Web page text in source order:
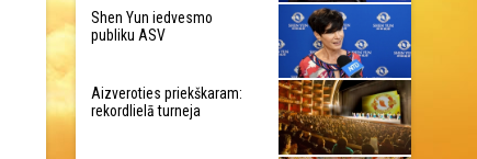
Shen Yun iedvesmo
publiku ASV
Aizveroties priekškaram:
rekordlielā turneja